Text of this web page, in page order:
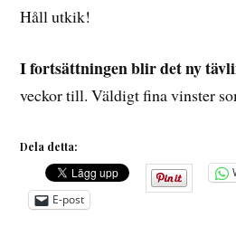
Håll utkik!
I fortsättningen blir det ny
veckor till. Väldigt fina vinster
Dela detta:
E-post